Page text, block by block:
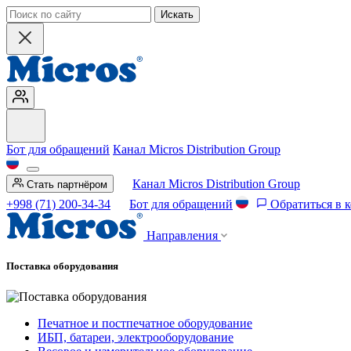
Искать
Бот для обращений Канал Micros Distribution Group
Стать партнёром
Канал Micros Distribution Group
+998 (71) 200-34-34
Бот для обращений Обратиться в
Направления
Поставка оборудования
Печатное и постпечатное оборудование
ИБП, батареи, электрооборудование